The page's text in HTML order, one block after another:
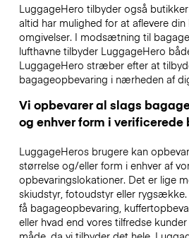
LuggageHero tilbyder også
altid har mulighed for at aflevere
omgivelser. I modsætning til
lufthavne tilbyder LuggageHero
LuggageHero stræber efter at
bagageopbevaring i nærheden af
Vi opbevarer al slags
og enhver form i verificerede
LuggageHeros brugere kan
størrelse og/eller form i enhver af
opbevaringslokationer. Det er lige
skiudstyr, fotoudstyr eller
få bagageopbevaring,
eller hvad end vores tilfredse